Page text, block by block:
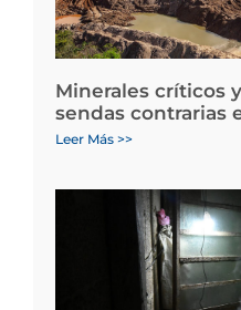
Minerales críticos
sendas contrarias
Leer Más >>